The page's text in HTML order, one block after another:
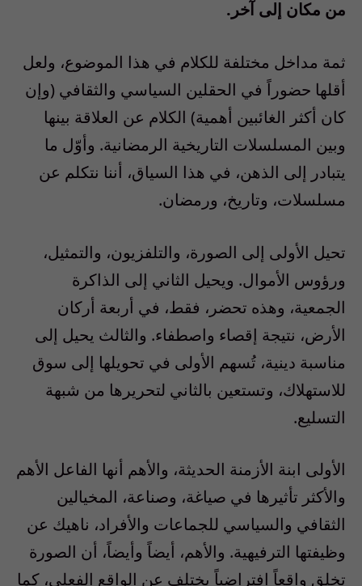
من مكان إلى آخر.
ثمة مداخل مختلفة للكلام في هذا الموضوع، ولعل
أقلها حضوراً في الحقلين السياسي والثقافي (وإن
كان أكثر الغائبين أهمية) الكلام عن العلاقة بينها
وبين المسلسلات التاريخية الرمضانية. وأوّل ما
يتبادر إلى الذهن، في هذا السياق، أننا نتكلم عن
مسلسلات، وتاريخ، ورمضان.
تحيل الأولى إلى الصورة، والتلفزيون، والتمثيل،
ورؤوس الأموال. ويحيل الثاني إلى الذاكرة
الجمعية، وهذه تحضر، فقط، في أربعة أركان
الأرض، نتيجة إقصاء واصطفاء. والثالث يحيل إلى
مناسبة دينية، تُسهم الأولى في تحويلها إلى سوق
للاستهلاك، وتستعين بالثاني لتحريرها من شبهة
التسليع.
الأولى ابنة الأزمنة الحديثة، والأهم أنها الفاعل الأهم
والأكثر تأثيرها في صياغة، وصناعة، المخيالين
الثقافي والسياسي للجماعات والأفراد، ناهيك عن
وظيفتها الترفيهية. والأهم، أيضاً وأيضاً، أن الصورة
تخلق واقعاً افتراضياً يختلف عن الواقع الفعلي، كما